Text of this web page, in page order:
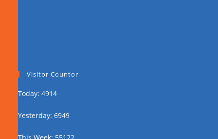
Visitor Countor
Today: 4914
Yesterday: 6949